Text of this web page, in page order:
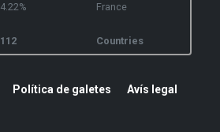
4.22%
France
112 Countries
Política de galetes Avís legal